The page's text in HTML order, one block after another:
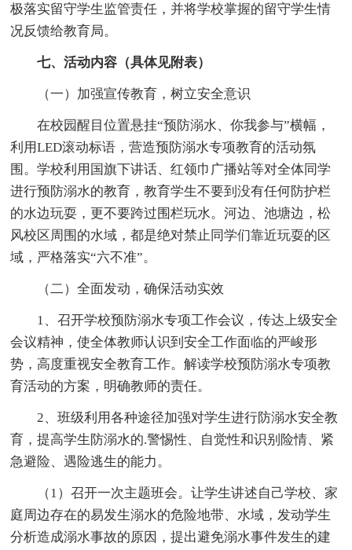
极落实留守学生监管责任，并将学校掌握的留守学生情
况反馈给教育局。
七、活动内容（具体见附表）
（一）加强宣传教育，树立安全意识
在校园醒目位置悬挂“预防溺水、你我参与”横幅，
利用LED滚动标语，营造预防溺水专项教育的活动氛
围。学校利用国旗下讲话、红领巾广播站等对全体同学
进行预防溺水的教育，教育学生不要到没有任何防护栏
的水边玩耍，更不要跨过围栏玩水。河边、池塘边，松
风校区周围的水域，都是绝对禁止同学们靠近玩耍的区
域，严格落实“六不准”。
（二）全面发动，确保活动实效
1、召开学校预防溺水专项工作会议，传达上级安全
会议精神，使全体教师认识到安全工作面临的严峻形
势，高度重视安全教育工作。解读学校预防溺水专项教
育活动的方案，明确教师的责任。
2、班级利用各种途径加强对学生进行防溺水安全教
育，提高学生防溺水的.警惕性、自觉性和识别险情、紧
急避险、遇险逃生的能力。
（1）召开一次主题班会。让学生讲述自己学校、家
庭周边存在的易发生溺水的危险地带、水域，发动学生
分析造成溺水事故的原因，提出避免溺水事件发生的建